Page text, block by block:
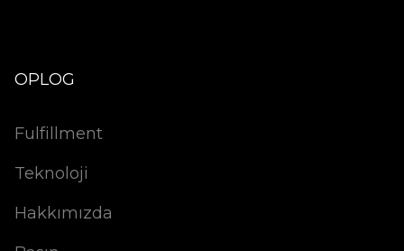
OPLOG
Fulfillment
Teknoloji
Hakkımızda